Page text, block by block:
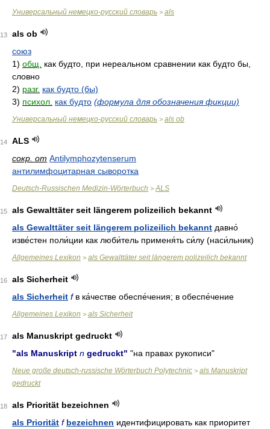
Универсальный немецко-русский словарь > als
13
als ob
союз
1) общ.
как будто, при нереальном сравнении как будто бы,
словно
2) разг. как будто (бы)
3) психол. как будто (формула для обозначения фикции)
Универсальный немецко-русский словарь > als ob
14
ALS
сокр. от Antilymphozytenserum
антилимфоцитарная сыворотка
Deutsch-Russischen Medizin-Wörterbuch > ALS
15
als Gewalttäter seit längerem polizeilich bekannt
als Gewalttäter seit längerem polizeilich bekannt давно́
изве́стен поли́ции как люби́тель применя́ть си́лу (наси́льник)
Allgemeines Lexikon > als Gewalttäter seit längerem polizeilich bekannt
16
als Sicherheit
als Sicherheit fв ка́честве обеспе́чения; в обеспе́чение
Allgemeines Lexikon > als Sicherheit
17
als Manuskript gedruckt
"als Manuskript n gedruckt" "на правах рукописи"
Neue große deutsch-russische Wörterbuch Polytechnic > als Manuskript
gedruckt
18
als Priorität bezeichnen
als Priorität f bezeichnen идентифицировать как приоритет